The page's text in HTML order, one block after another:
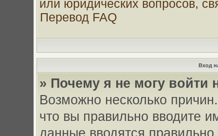
или юридических вопросов,
Перевод FAQ
Вход
» Почему я не могу войти
Возможно несколько
что вы правильно вводите
данные вводятся